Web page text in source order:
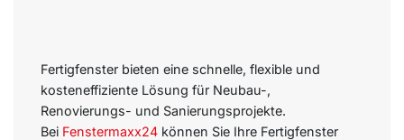
Fertigfenster bieten eine schnelle, flexible und
kosteneffiziente Lösung für Neubau-,
Renovierungs- und Sanierungsprojekte.
Bei Fenstermaxx24 können Sie Ihre Fertigfenster